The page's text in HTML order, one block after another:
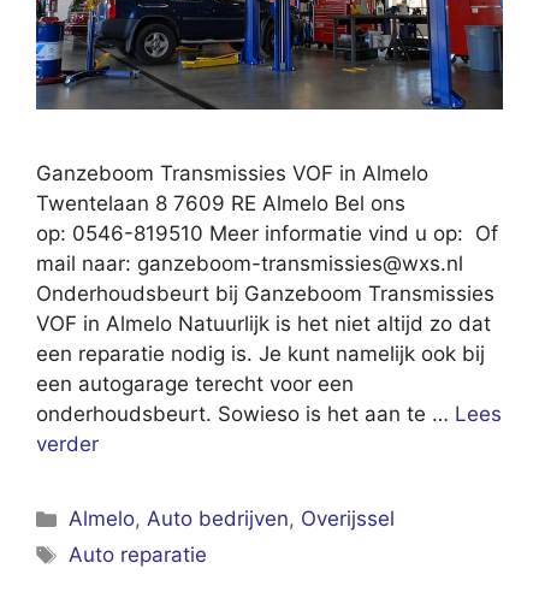
Ganzeboom Transmissies VOF in Almelo
Twentelaan 8 7609 RE Almelo Bel ons
op: 0546-819510 Meer informatie vind u op: Of
mail naar: ganzeboom-transmissies@wxs.nl
Onderhoudsbeurt bij Ganzeboom Transmissies
VOF in Almelo Natuurlijk is het niet altijd zo dat
een reparatie nodig is. Je kunt namelijk ook bij
een autogarage terecht voor een
onderhoudsbeurt. Sowieso is het aan te … Lees
verder
Categorieën
Almelo,Auto bedrijven, Overijssel
Tags
Auto reparatie